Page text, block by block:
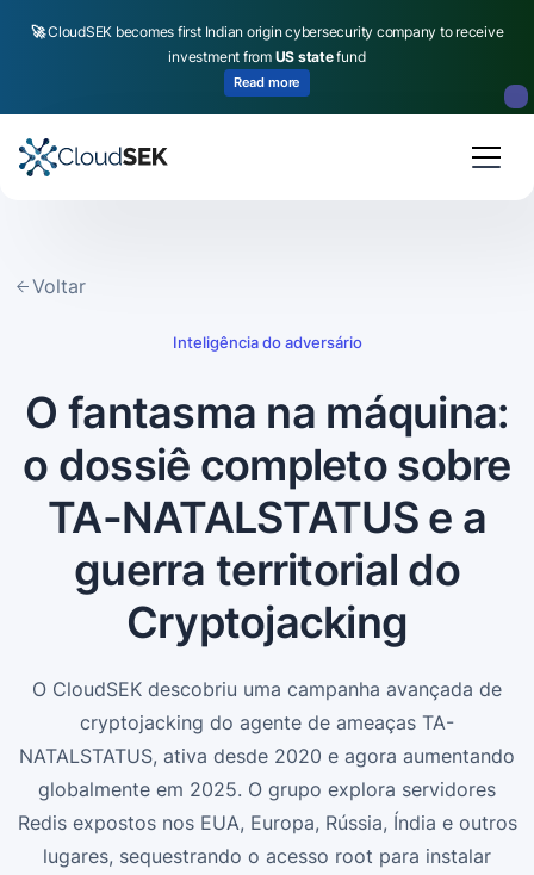
🚀CloudSEK becomes first Indian origin cybersecurity company to receive
investment from US statefund
Read more
Voltar
Inteligência do adversário
O fantasma na máquina:
o dossiê completo sobre
TA-NATALSTATUS e a
guerra territorial do
Cryptojacking
O CloudSEK descobriu uma campanha avançada de
cryptojacking do agente de ameaças TA-
NATALSTATUS, ativa desde 2020 e agora aumentando
globalmente em 2025. O grupo explora servidores
Redis expostos nos EUA, Europa, Rússia, Índia e outros
lugares, sequestrando o acesso root para instalar